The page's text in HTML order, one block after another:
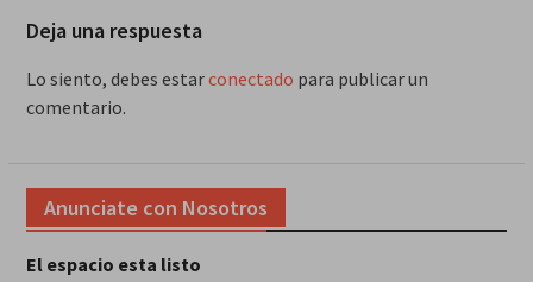
Deja una respuesta
Lo siento, debes estarconectado para publicar un
comentario.
Anunciate con Nosotros
El espacio esta listo